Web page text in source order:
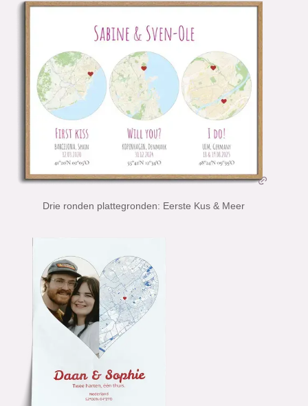
Drie ronden plattegronden: Eerste Kus & Meer